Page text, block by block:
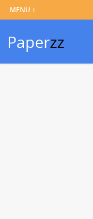
Paperzz